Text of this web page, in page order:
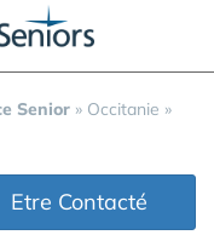
Senior » Occitanie »
Etre Contacté